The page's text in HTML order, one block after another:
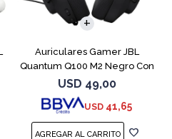
Auriculares Gamer JBL
Quantum Q100 M2 Negro Con
Micrófono
USD 49,00
USD 41,65